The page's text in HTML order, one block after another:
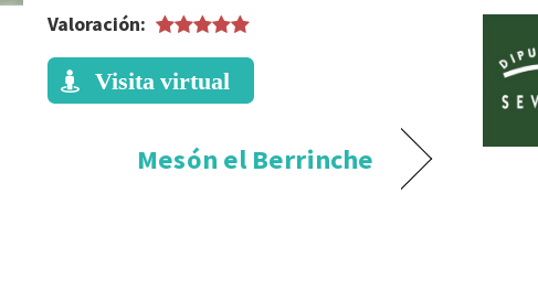
Valoración:
Visita virtual
Mesón el Berrinche